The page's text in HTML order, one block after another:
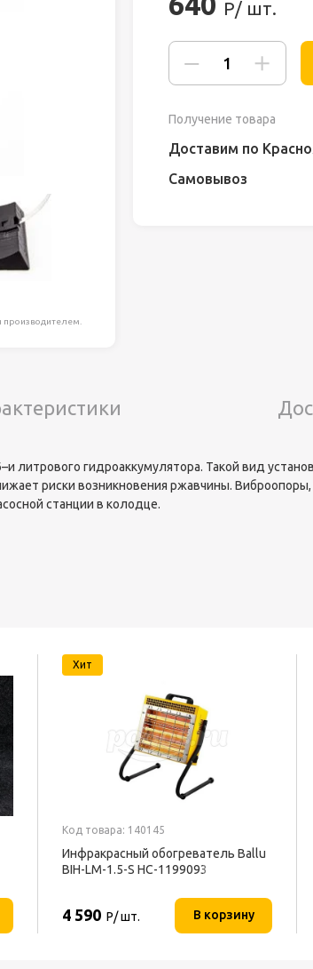
производителем.
Р/ шт.
Получение товара
Доставим по
Самовывоз
литрового гидроаккумулятора. Такой вид
риски возникновения ржавчины.
станции в колодце.
Хит
Код товара: 140145
Инфракрасный обогреватель Ballu
BIH-LM-1.5-S НС-1199093
4 590 Р/ шт. В корзину